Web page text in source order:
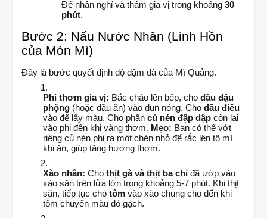
Để nhân nghỉ và thấm gia vị trong khoảng 30
phút.
Bước 2: Nấu Nước Nhân (Linh Hồn
của Món Mì)
Đây là bước quyết định độ đậm đà của Mì Quảng.
Phi thơm gia vị: Bắc chảo lên bếp, cho dầu đậu
phộng (hoặc dầu ăn) vào đun nóng. Cho dầu điều
vào để lấy màu. Cho phần củ nén đập dập còn lại
vào phi đến khi vàng thơm. Mẹo: Bạn có thể vớt
riêng củ nén phi ra một chén nhỏ để rắc lên tô mì
khi ăn, giúp tăng hương thơm.
Xào nhân: Cho thịt gà và thịt ba chỉ đã ướp vào
xào săn trên lửa lớn trong khoảng 5-7 phút. Khi thịt
săn, tiếp tục cho tôm vào xào chung cho đến khi
tôm chuyển màu đỏ gạch.